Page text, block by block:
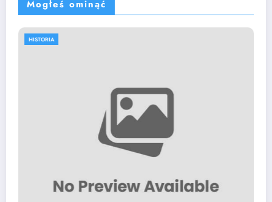
Mogłeś ominąć
HISTORIA